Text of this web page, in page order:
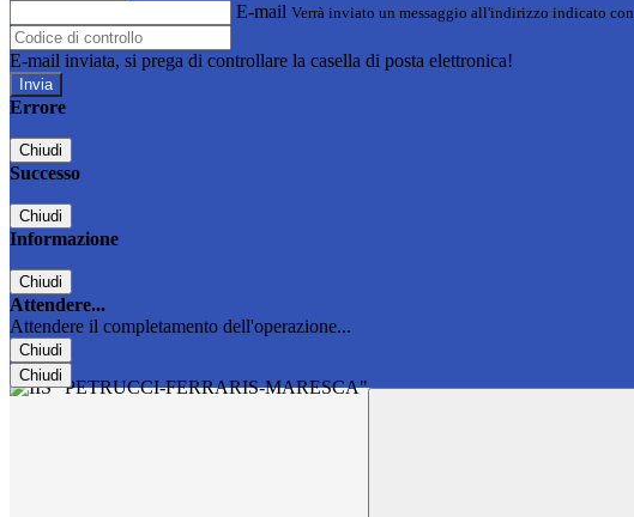
E-mail Verrà inviato un messaggio all'indirizzo indicato
E-mail inviata, si prega di controllare la casella di posta elettronica!
Errore
Chiudi
Successo
Chiudi
Informazione
Chiudi
Attendere...
Attendere il completamento dell'operazione...
Chiudi
Chiudi